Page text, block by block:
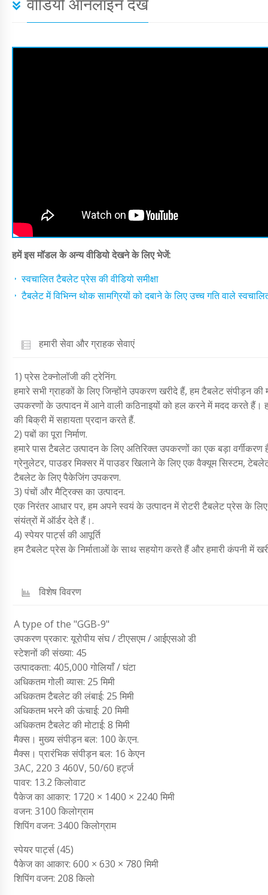
हमें इस मॉडल के अन्य वीडियो देखने के लिए भेजें:
स्वचालित टैबलेट प्रेस की वीडियो समीक्षा
टैबलेट में विभिन्न थोक सामग्रियों को दबाने के लिए उच्च गति वाले
हमारी सेवा और ग्राहक सेवाएं
1) प्रेस टेक्नोलॉजी की ट्रेनिंग.
हमारे सभी ग्राहकों के लिए जिन्होंने उपकरण खरीदे हैं, हम टैबलेट संपीड़न की
उपकरणों के उत्पादन में आने वाली कठिनाइयों को हल करने में मदद करते हैं।
की बिक्री में सहायता प्रदान करते हैं.
2) पबों का पूरा निर्माण.
हमारे पास टैबलेट उत्पादन के लिए अतिरिक्त उपकरणों का एक बड़ा
ग्रेनुलेटर, पाउडर मिक्सर में पाउडर खिलाने के लिए एक वैक्यूम सिस्टम,
टैबलेट के लिए पैकेजिंग उपकरण.
3) पंचों और मैट्रिक्स का उत्पादन.
एक निरंतर आधार पर, हम अपने स्वयं के उत्पादन में रोटरी टैबलेट प्रेस के
संयंत्रों में ऑर्डर देते हैं।.
4) स्पेयर पार्ट्स की आपूर्ति
हम टैबलेट प्रेस के निर्माताओं के साथ सहयोग करते हैं और हमारी कंपनी में
विशेष विवरण
A type of the "GGB-9"
उपकरण प्रकार: यूरोपीय संघ / टीएसएम / आईएसओ डी
स्टेशनों की संख्या: 45
उत्पादकता: 405,000 गोलियाँ / घंटा
अधिकतम गोली व्यास: 25 मिमी
अधिकतम टैबलेट की लंबाई: 25 मिमी
अधिकतम भरने की ऊंचाई: 20 मिमी
अधिकतम टैबलेट की मोटाई: 8 मिमी
मैक्स। मुख्य संपीड़न बल: 100 के.एन.
मैक्स। प्रारंभिक संपीड़न बल: 16 केएन
3AC, 220 3 460V, 50/60 हर्ट्ज
पावर: 13.2 किलोवाट
पैकेज का आकार: 1720 × 1400 × 2240 मिमी
वजन: 3100 किलोग्राम
शिपिंग वजन: 3400 किलोग्राम
स्पेयर पार्ट्स (45)
पैकेज का आकार: 600 × 630 × 780 मिमी
शिपिंग वजन: 208 किलो